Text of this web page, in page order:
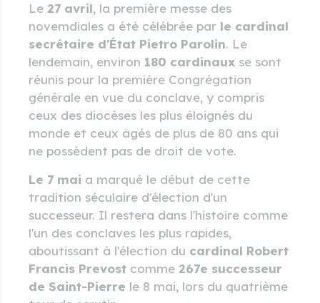
Le 27 avril, la première messe des
novemdiales a été célébrée par le cardinal
secrétaire d'État Pietro Parolin. Le
lendemain, environ 180 cardinaux se sont
réunis pour la première Congrégation
générale en vue du conclave, y compris
ceux des diocèses les plus éloignés du
monde et ceux âgés de plus de 80 ans qui
ne possèdent pas de droit de vote.
Le 7 mai a marqué le début de cette
tradition séculaire d'élection d'un
successeur. Il restera dans l'histoire comme
l'un des conclaves les plus rapides,
aboutissant à l'élection du cardinal Robert
Francis Prevost comme 267e successeur
de Saint-Pierre le 8 mai, lors du quatrième